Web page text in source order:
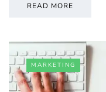
READ MORE
MARKETING